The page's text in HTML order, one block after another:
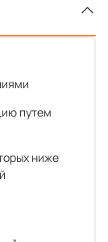
путем
ниже